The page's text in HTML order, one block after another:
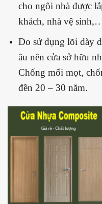
cho ngôi nhà được
khách, nhà vệ
Do sử dụng lõi dày
âu nên cửa sở hữu
Chống mối mọt,
đền 20 – 30 năm.